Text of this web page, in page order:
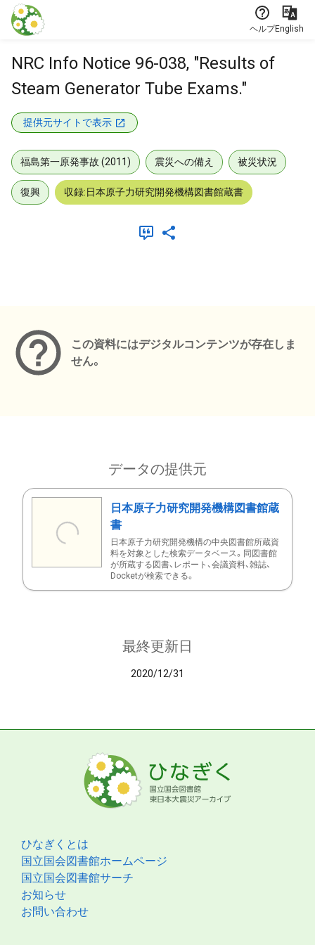
本文に飛ぶ
ヘルプEnglish
NRC Info Notice 96-038, "Results of
Steam Generator Tube Exams."
提供元サイトで表示
福島第一原発事故 (2011) 震災への備え 被災状況
復興 収録:日本原子力研究開発機構図書館蔵書
この資料にはデジタルコンテンツが存在しま
せん。
データの提供元
日本原子力研究開発機構図書館蔵
書
日本原子力研究開発機構の中央図書館所蔵資
料を対象とした検索データベース。同図書館
が所蔵する図書、レポート、会議資料、雑誌、
Docketが検索できる。
最終更新日
2020/12/31
ひなぎくとは
国立国会図書館ホームページ
国立国会図書館サーチ
お知らせ
お問い合わせ